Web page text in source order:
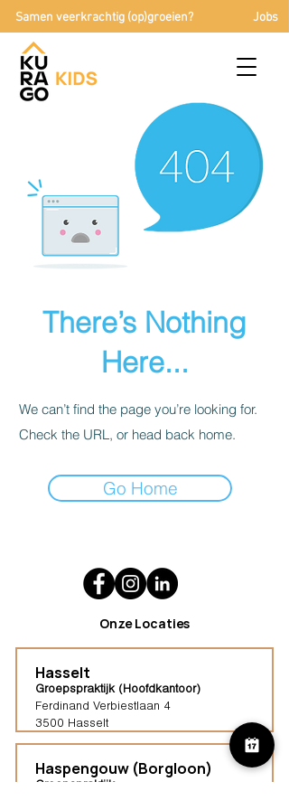
Samen veerkrachtig (op)groeien? Jobs
There’s Nothing
Here...
We can’t find the page you’re looking for.
Check the URL, or head back home.
Go Home
Onze Locaties
Hasselt
Groepspraktijk (Hoofdkantoor)
Ferdinand Verbiestlaan 4
3500 Hasselt
Haspengouw (Borgloon)